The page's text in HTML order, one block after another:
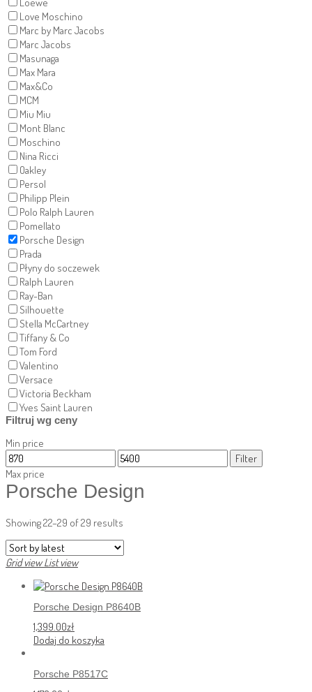
Loewe
Love Moschino
Marc by Marc Jacobs
Marc Jacobs
Masunaga
Max Mara
Max&Co
MCM
Miu Miu
Mont Blanc
Moschino
Nina Ricci
Oakley
Persol
Philipp Plein
Polo Ralph Lauren
Pomellato
Porsche Design
Prada
Płyny do soczewek
Ralph Lauren
Ray-Ban
Silhouette
Stella McCartney
Tiffany & Co
Tom Ford
Valentino
Versace
Victoria Beckham
Yves Saint Lauren
Filtruj wg ceny
Min price
Max price
Filter
Porsche Design
Showing 22–29 of 29 results
Grid view List view
Porsche Design P8640B
1,399.00zł
Dodaj do koszyka
Porsche P8517C